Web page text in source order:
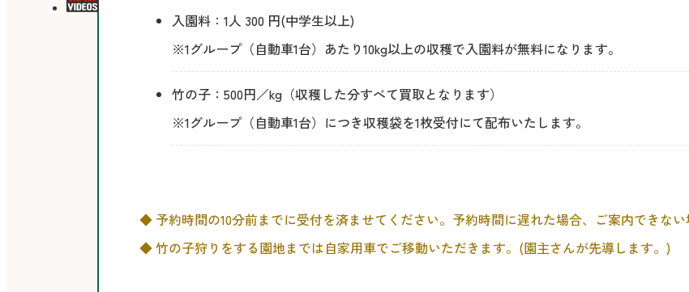
入園料：1人 300 円(中学生以上)
※1グループ（自動車1台）あたり10kg以上の収穫で入園料が無料になります。
竹の子：500円／kg（収穫した分すべて買取となります）
※1グループ（自動車1台）につき収穫袋を1枚受付にて配布いたします。
の
他
◆ 予約時間の10分前までに受付を済ませてください。予約時間に遅れた場合、ご案内できない
◆ 竹の子狩りをする園地までは自家用車でご移動いただきます。(園主さんが先導します。)